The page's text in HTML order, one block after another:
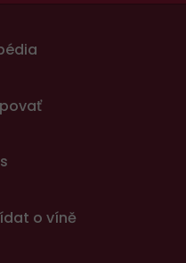
o víně